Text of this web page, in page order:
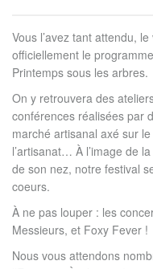
Vous l’avez tant attendu,
officiellement le
Printemps sous les arbres.
On y retrouvera des
conférences réalisées par
marché artisanal axé sur
l’artisanat… À l’image de
de son nez, notre festival
coeurs.
À ne pas louper : les
Messieurs, et Foxy Fever !
Nous vous attendons